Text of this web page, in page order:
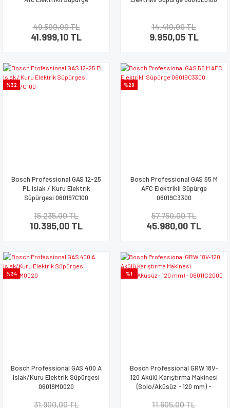
49.500,00 TL
41.999,10 TL
14.410,00 TL
9.950,05 TL
%32
Bosch Professional GAS 12-25
PL Islak / Kuru Elektrik
Süpürgesi 060197C100
15.235,00 TL
10.395,00 TL
%20
Bosch Professional GAS 55 M
AFC Elektrikli Süpürge
06019C3300
57.750,00 TL
45.980,00 TL
%34
Bosch Professional GAS 400 A
Islak/Kuru Elektrik Süpürgesi
06019M0020
31.900,00 TL
%1
Bosch Professional GRW 18V-
120 Akülü Karıştırma Makinesi
(Solo/Aküsüz - 120 mm) -
11.605,00 TL